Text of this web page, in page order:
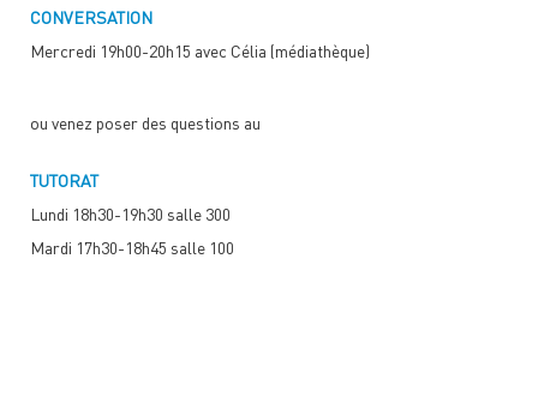
CONVERSATION
Mercredi 19h00-20h15 avec Célia (médiathèque)
ou venez poser des questions au
TUTORAT
Lundi 18h30-19h30 salle 300
Mardi 17h30-18h45 salle 100